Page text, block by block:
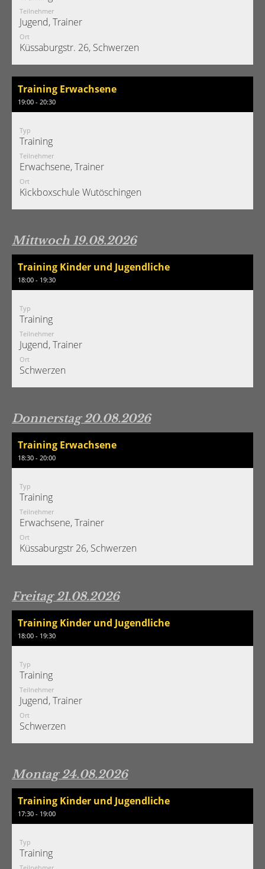
Teilnehmer
Jugend, Trainer
Ort
Küssaburgstr. 26, Schwerzen
Training Erwachsene
19:00 - 20:30
Typ
Training
Teilnehmer
Erwachsene, Trainer
Ort
Kickboxschule Wutöschingen
Mittwoch 19.08.2026
Training Kinder und Jugendliche
18:00 - 19:30
Typ
Training
Teilnehmer
Jugend, Trainer
Ort
Schwerzen
Donnerstag 20.08.2026
Training Erwachsene
18:30 - 20:00
Typ
Training
Teilnehmer
Erwachsene, Trainer
Ort
Küssaburgstr 26, Schwerzen
Freitag 21.08.2026
Training Kinder und Jugendliche
18:00 - 19:30
Typ
Training
Teilnehmer
Jugend, Trainer
Ort
Schwerzen
Montag 24.08.2026
Training Kinder und Jugendliche
17:30 - 19:00
Typ
Training